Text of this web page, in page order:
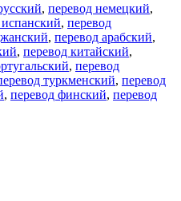
, перевод немецкий,
, перевод
, перевод арабский,
, перевод китайский,
, перевод
туркменский, перевод
, перевод финский, перевод